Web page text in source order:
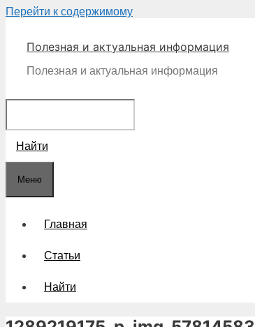
Перейти к содержимому
Полезная и актуальная информация
Полезная и актуальная информация
Найти
Меню
Главная
Статьи
Найти